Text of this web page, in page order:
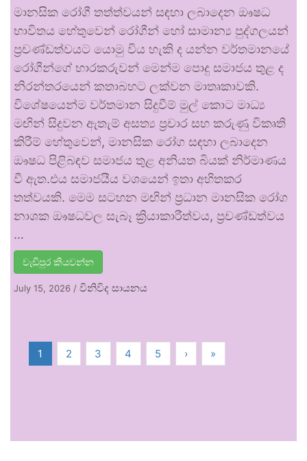
මානසික රෝගී තත්ත්වයන් සඳහා ලබාදෙන ඖෂධ
භාවිතය හේතුවෙන් රෝගීන් හෝ සාමාන්‍ය පුද්ගලයන්
ප්‍රචණ්ඩත්වයට යොමු විය හැකි ද යන්න වර්තමානයේ
රෝගීන්ගේ භාරකරුවන් මෙන්ම පොදු සමාජය තුළ ද
නිරන්තරයෙන් කතාබහට ලක්වන මාතෘකාවකි.
විශේෂයෙන්ම වර්තමාන සිදුවීම් මුල් කොට මාධ්‍ය
මඟින් සිදුවන ඇතැම් අසත්‍ය ප්‍රචාර සහ කරුණු විකෘති
කිරීම් හේතුවෙන්, මානසික රෝග සඳහා ලබාදෙන
ඖෂධ පිළිබඳව සමාජය තුළ අනියත බියක් නිර්මාණය
වී ඇත.එය සමාජයීය වශයෙන් ඉතා අහිතකර
තත්වයකි. මෙම සටහන මඟින් ප්‍රධාන මානසික රෝග
නාශක ඖෂධවල සැබෑ ක්‍රියාකාරීත්වය, ප්‍රචණ්ඩත්වය
…
වැඩිපුර කියවන්න
July 15, 2026 / විනිවිද සායනය
1 2 3 4 5 › »